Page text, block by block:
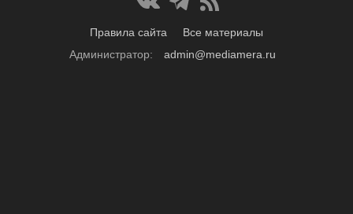
Правила сайта
Все материалы
Администратор:
admin@mediamera.ru